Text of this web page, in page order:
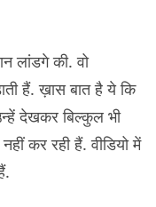
लांडगे की. वो
हैं. ख़ास बात है ये कि
देखकर बिल्कुल भी
कर रही हैं. वीडियो में